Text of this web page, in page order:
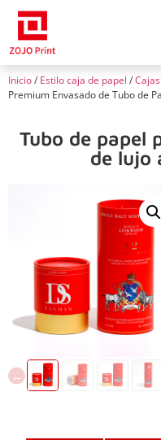
Inicio/ Estilo caja de papel /
Premium Envasado de Tubo de
Tubo de papel
de lujo